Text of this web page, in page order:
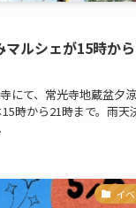
ルシェが15時か
にて、常光寺地蔵盆夕
時から21時まで。雨天
イ